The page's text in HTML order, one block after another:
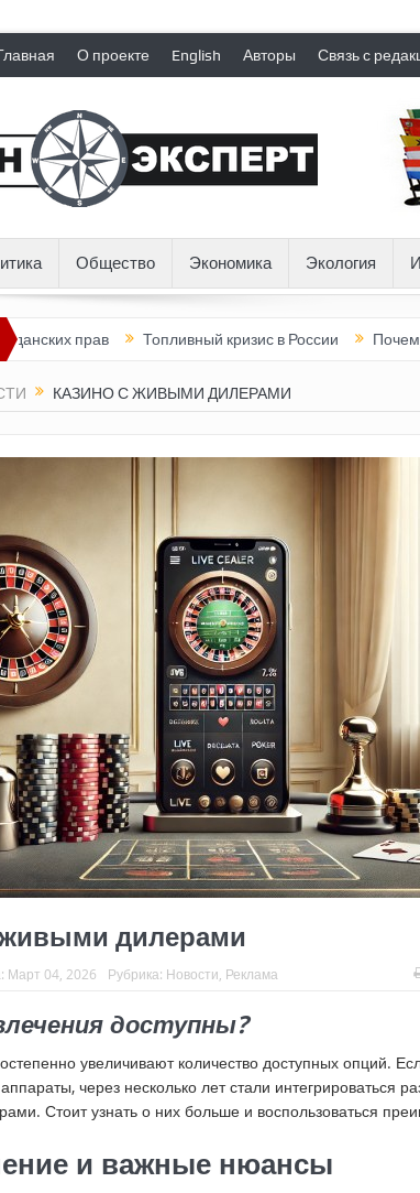
О проекте English Авторы Связь с
Общество Экономика Экология
Топливный кризис в России Почему
КАЗИНО С ЖИВЫМИ ДИЛЕРАМИ
дилерами
Март 04, 2026 Рубрика: Новости Реклама
доступны?
увеличивают количество доступных опций.
через несколько лет стали интегрироваться
Стоит узнать о них больше и воспользоваться
и важные нюансы